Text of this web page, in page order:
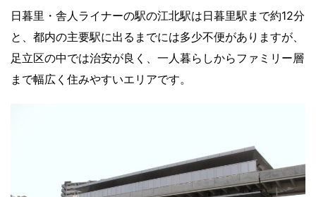
日暮里・舎人ライナーの駅の江北駅は日暮里駅まで約12分
と、都内の主要駅に出るまでには多少不便がありますが、
足立区の中では治安が良く、一人暮らしからファミリー層
まで幅広く住みやすいエリアです。